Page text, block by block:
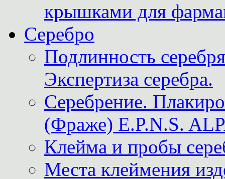
крышками для
Серебро
Подлинность
Экспертиза серебра.
Серебрение.
(Фраже) E.P.N.S.
Клейма и пробы
Места клеймения